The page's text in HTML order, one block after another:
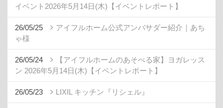
イベント2026年5月14日(木)【イベントレポート】
26/05/25
アイフルホーム公式アンバサダー紹介｜あち
ゃ様
26/05/24
【アイフルホームのあそべる家】ヨガレッス
ン 2026年5月14日(木)【イベントレポート】
26/05/23 LIXIL キッチン『リシェル』